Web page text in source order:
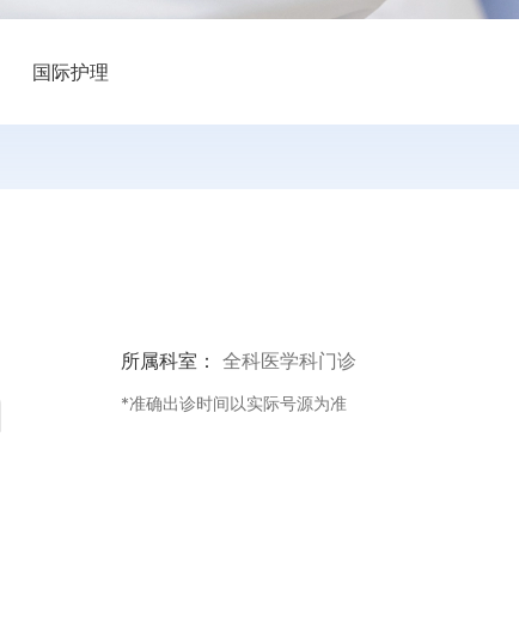
国际护理
所属科室： 全科医学科门诊
*准确出诊时间以实际号源为准